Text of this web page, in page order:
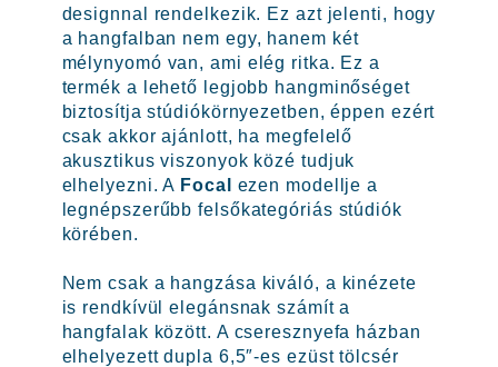
designnal rendelkezik. Ez azt jelenti, hogy
a hangfalban nem egy, hanem két
mélynyomó van, ami elég ritka. Ez a
termék a lehető legjobb hangminőséget
biztosítja stúdiókörnyezetben, éppen ezért
csak akkor ajánlott, ha megfelelő
akusztikus viszonyok közé tudjuk
elhelyezni. A Focal
ezen modellje a
legnépszerűbb felsőkategóriás stúdiók
körében.
Nem csak a hangzása kiváló, a kinézete
is rendkívül elegánsnak számít a
hangfalak között. A cseresznyefa házban
elhelyezett dupla 6,5″-es ezüst tölcsér